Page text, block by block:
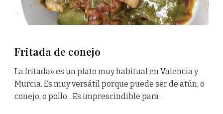
Fritada de conejo
La fritada» es un plato muy habitual en Valencia y
Murcia. Es muy versátil porque puede ser de atún, o
conejo, o pollo…Es imprescindible para …